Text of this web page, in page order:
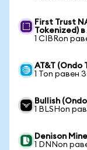
First Trust
Tokenized)
1 CIBRon
AT&T (Ondo
1 Ton равен
Bullish
1 BLSHon
Denison
1 DNNon